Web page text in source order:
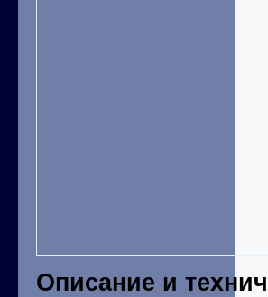
Описание и